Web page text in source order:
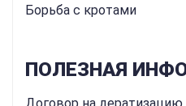
Борьба с кротами
ПОЛЕЗНАЯ